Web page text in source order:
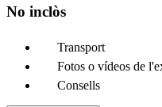
No inclòs
Transport
Fotos o vídeos de
Consells